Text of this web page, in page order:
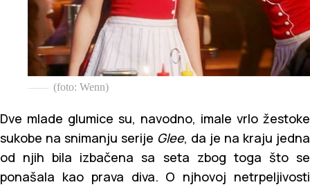
(foto: Wenn)
Dve mlade glumice su, navodno, imale vrlo žestoke
sukobe na snimanju serije Glee, da je na kraju jedna
od njih bila izbačena sa seta zbog toga što se
ponašala kao prava diva. O njhovoj netrpeljivosti